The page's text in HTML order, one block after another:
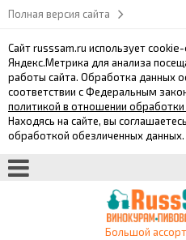
Полная версия сайта
Сайт russsam.ru использует
Яндекс.Метрика для анализа
работы сайта. Обработка данных
соответствии с Федеральным
политикой в отношении
Находясь на сайте, вы
обработкой обезличенных данных.
Большой